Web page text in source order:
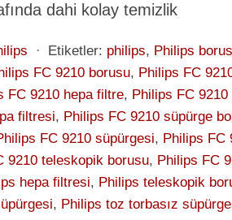
dahi kolay temizlik
⋅ Etiketler: philips, Philips
FC 9210 borusu, Philips FC
FC 9210 hepa filtre, Philips FC 9210
filtresi, Philips FC 9210 süpürge
FC 9210 süpürgesi, Philips FC
9210 teleskopik borusu, Philips FC
hepa filtresi, Philips teleskopik
, Philips toz torbasız